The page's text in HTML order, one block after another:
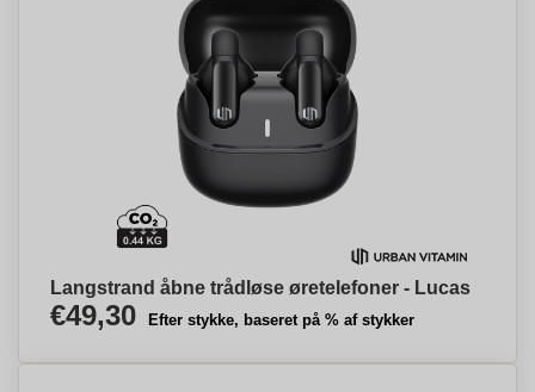
Langstrand åbne trådløse øretelefoner - Lucas
€49,30 Efter stykke, baseret på % af stykker